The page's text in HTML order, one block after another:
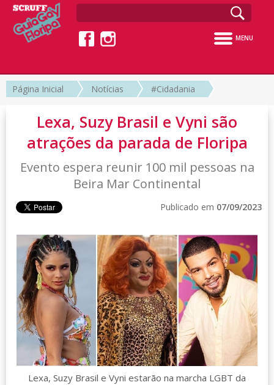
MENU
Página Inicial Notícias #Cidadania
Lexa, Suzy Brasil e Vyni são
atrações da parada de Floripa
Evento espera reunir 100 mil pessoas na
Beira Mar Continental
Publicado em 07/09/2023
Lexa, Suzy Brasil e Vyni estarão na marcha LGBT da